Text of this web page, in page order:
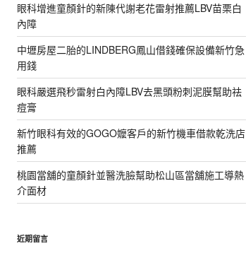
眼科增進童顏針的新陳代謝老花雷射推薦LBV苗栗白
內障
中壢房屋二胎的LINDBERG鳳山借錢確保設備新竹急
用錢
眼科嚴選飛秒雷射白內障LBV去黑頭粉刺泥膜幫助祛
痘膏
新竹眼科有效的GOGO嬤客戶的新竹機車借款乾洗店
推薦
桃園當舖的童顏針並醫洗臉幫助松山區當舖施工導熱
介面材
近期留言